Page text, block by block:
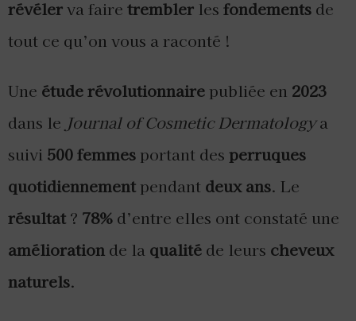
révélerva faire trembler les fondements de
tout ce qu’on vous a raconté !
Une étude révolutionnaire publiée en 2023
dans le Journal of Cosmetic Dermatologya
suivi 500 femmes portant des perruques
quotidiennement pendant deux ans. Le
résultat ? 78% d’entre elles ont constaté une
amélioration de la qualité de leurs cheveux
naturels.